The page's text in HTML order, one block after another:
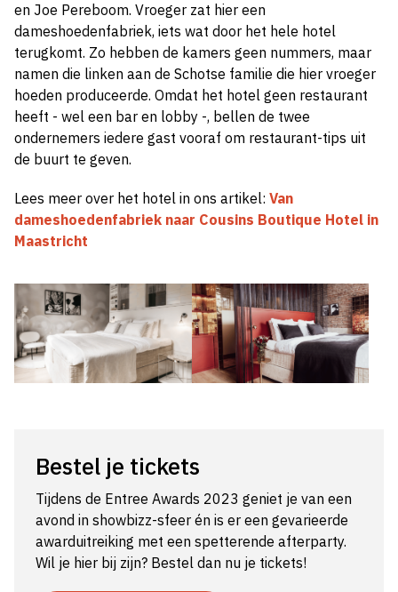
en Joe Pereboom. Vroeger zat hier een
dameshoedenfabriek, iets wat door het hele hotel
terugkomt. Zo hebben de kamers geen nummers, maar
namen die linken aan de Schotse familie die hier vroeger
hoeden produceerde. Omdat het hotel geen restaurant
heeft - wel een bar en lobby -, bellen de twee
ondernemers iedere gast vooraf om restaurant-tips uit
de buurt te geven.
Lees meer over het hotel in ons artikel: Van
dameshoedenfabriek naar Cousins Boutique Hotel in
Maastricht
Bestel je tickets
Tijdens de Entree Awards 2023 geniet je van een
avond in showbizz-sfeer én is er een gevarieerde
awarduitreiking met een spetterende afterparty.
Wil je hier bij zijn? Bestel dan nu je tickets!